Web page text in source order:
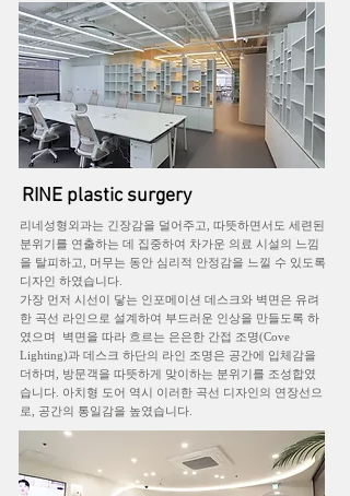
RINE plastic surgery
리네성형외과는 긴장감을 덜어주고, 따뜻하면서도 세련된
분위기를 연출하는 데 집중하여 차가운 의료 시설의 느낌
을 탈피하고, 머무는 동안 심리적 안정감을 느낄 수 있도록
디자인 하였습니다.
가장 먼저 시선이 닿는 인포메이션 데스크와 벽면은 유려
한 곡선 라인으로 설계하여 부드러운 인상을 만들도록 하
였으며 벽면을 따라 흐르는 은은한 간접 조명(Cove
Lighting)과 데스크 하단의 라인 조명은 공간에 입체감을
더하며, 방문객을 따뜻하게 맞이하는 분위기를 조성합였
습니다. 아치형 도어 역시 이러한 곡선 디자인의 연장선으
로, 공간의 통일감을 높였습니다.